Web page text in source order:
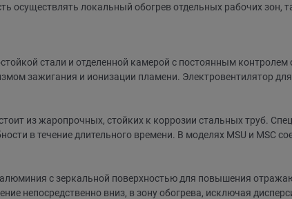
осуществлять локальный обогрев отдельных рабочих зон,
стали и отделенной камерой с постоянным
зажигания и ионизации пламени. Электровентилятор
из жаропрочных, стойких к коррозии стальных труб.
в течение длительного времени. В моделях MSU и MSC
алюминия с зеркальной поверхностью для повышения
непосредственно вниз, в зону обогрева, исключая